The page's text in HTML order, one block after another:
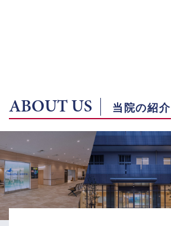
ABOUT US 当院の紹介